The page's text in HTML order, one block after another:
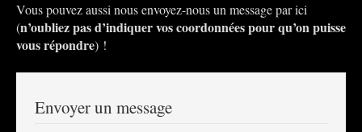
Vous pouvez aussi nous envoyez-nous un message par ici
(n’oubliez pas d’indiquer vos coordonnées pour qu’on puisse
vous répondre) !
Envoyer un message